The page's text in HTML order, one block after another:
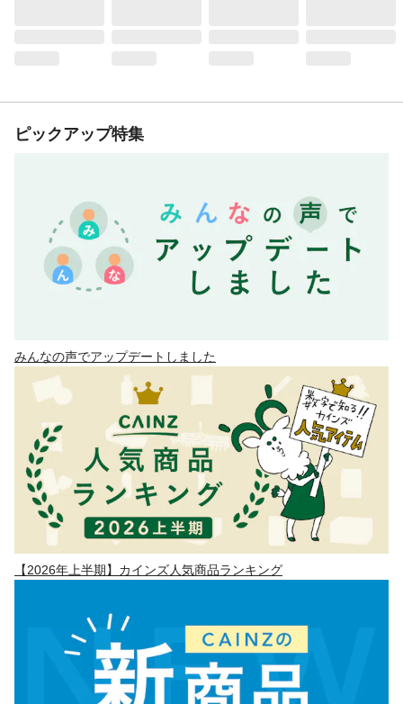
ピックアップ特集
みんなの声でアップデートしました
【2026年上半期】カインズ人気商品ランキング